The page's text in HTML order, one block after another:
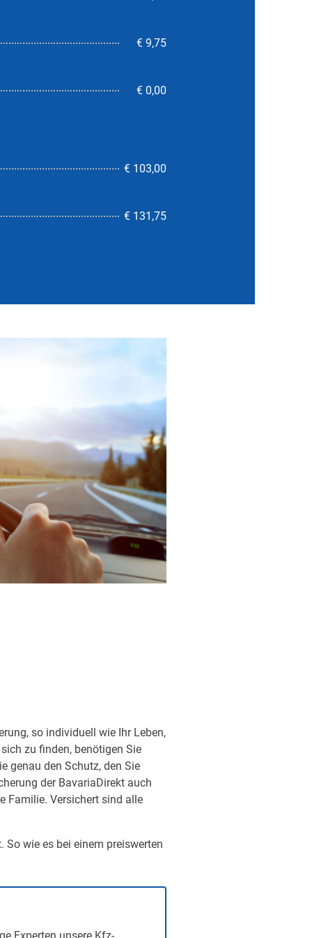
€ 9,75
€ 0,00
€ 103,00
€ 131,757,9
so individuell wie Ihr Leben,
zu finden, benötigen Sie
genau den Schutz, den Sie
der BavariaDirekt auch
Familie. Versichert sind alle
So wie es bei einem preiswerten